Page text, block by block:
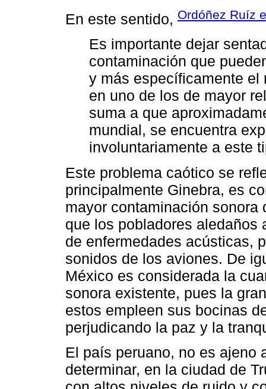
En este sentido, Ordóñez Ruíz
Es importante dejar
contaminación que
y más específicamente el
en uno de los de mayor
suma a que
mundial, se encuentra
involuntariamente a este
Este problema caótico se
principalmente Ginebra, es
mayor contaminación
que los pobladores aledaños
de enfermedades acústicas,
sonidos de los aviones. De
México es considerada la
sonora existente, pues la
estos empleen sus bocinas
perjudicando la paz y la
El país peruano, no es ajeno
determinar, en la ciudad de